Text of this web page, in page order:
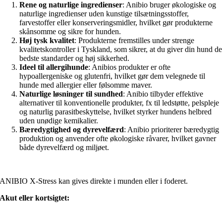
Rene og naturlige ingredienser: Anibio bruger økologiske og
naturlige ingredienser uden kunstige tilsætningsstoffer,
farvestoffer eller konserveringsmidler, hvilket gør produkterne
skånsomme og sikre for hunden.
Høj tysk kvalitet: Produkterne fremstilles under strenge
kvalitetskontroller i Tyskland, som sikrer, at du giver din hund de
bedste standarder og høj sikkerhed.
Ideel til allergihunde: Anibios produkter er ofte
hypoallergeniske og glutenfri, hvilket gør dem velegnede til
hunde med allergier eller følsomme maver.
Naturlige løsninger til sundhed: Anibio tilbyder effektive
alternativer til konventionelle produkter, fx til ledstøtte, pelspleje
og naturlig parasitbeskyttelse, hvilket styrker hundens helbred
uden unødige kemikalier.
Bæredygtighed og dyrevelfærd: Anibio prioriterer bæredygtig
produktion og anvender ofte økologiske råvarer, hvilket gavner
både dyrevelfærd og miljøet.
ANIBIO X-Stress kan gives direkte i munden eller i foderet.
Akut eller kortsigtet: